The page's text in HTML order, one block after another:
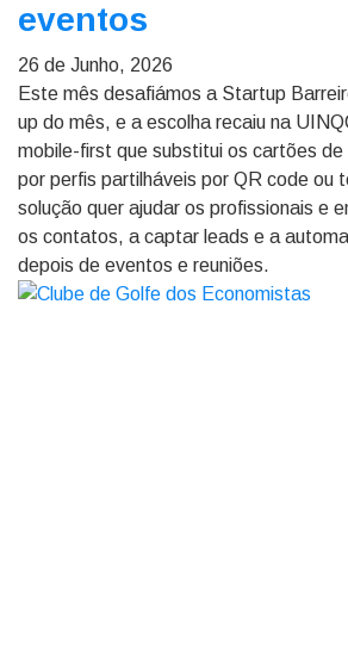
eventos
26 de Junho, 2026
Este mês desafiámos a Startup
up do mês, e a escolha recaiu na
mobile-first que substitui os cartões de
por perfis partilháveis por QR code ou
solução quer ajudar os profissionais e
os contatos, a captar leads e a
depois de eventos e reuniões.